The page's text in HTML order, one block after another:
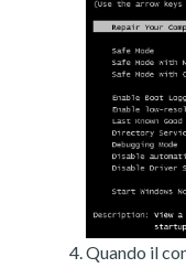
Quando il